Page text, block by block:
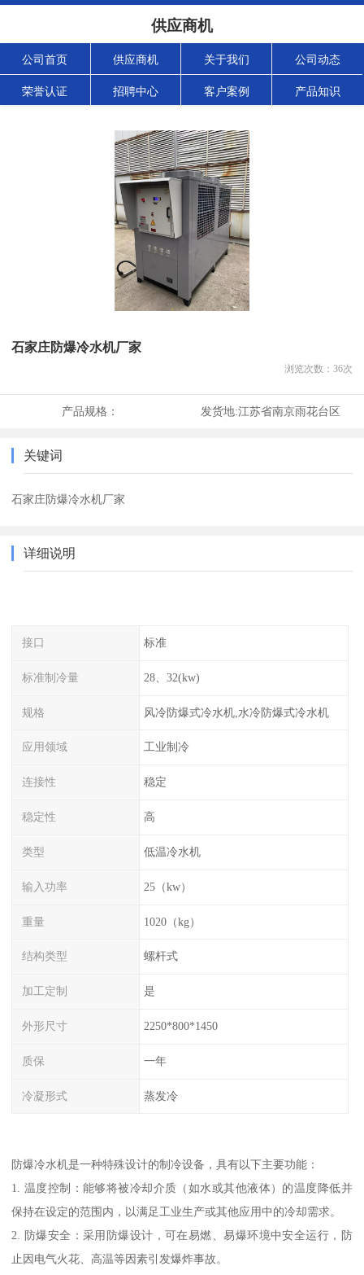
供应商机
公司首页 供应商机 关于我们 公司动态
荣誉认证 招聘中心 客户案例 产品知识
石家庄防爆冷水机厂家
浏览次数： 36次
产品规格： 发货地:江苏省南京雨花台区
关键词
石家庄防爆冷水机厂家
详细说明
接口 标准
标准制冷量 28、32(kw)
规格 风冷防爆式冷水机,水冷防爆式冷水机
应用领域 工业制冷
连接性 稳定
稳定性 高
类型 低温冷水机
输入功率 25（kw）
重量 1020（kg）
结构类型 螺杆式
加工定制 是
外形尺寸 2250*800*1450
质保 一年
冷凝形式 蒸发冷
防爆冷水机是一种特殊设计的制冷设备，具有以下主要功能：
1. 温度控制：能够将被冷却介质（如水或其他液体）的温度降低并
保持在设定的范围内，以满足工业生产或其他应用中的冷却需求。
2. 防爆安全：采用防爆设计，可在易燃、易爆环境中安全运行，防
止因电气火花、高温等因素引发爆炸事故。